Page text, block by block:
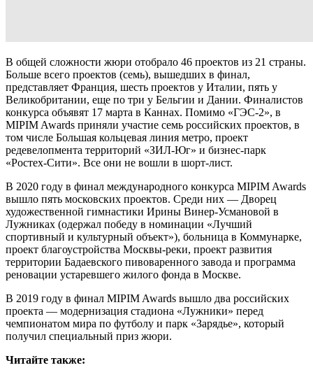
В общей сложности жюри отобрало 46 проектов из 21 страны.
Больше всего проектов (семь), вышедших в финал,
представляет Франция, шесть проектов у Италии, пять у
Великобритании, еще по три у Бельгии и Дании. Финалистов
конкурса объявят 17 марта в Каннах. Помимо «ГЭС-2», в
MIPIM Awards приняли участие семь российских проектов, в
том числе Большая кольцевая линия метро, проект
редевелопмента территорий «ЗИЛ-Юг» и бизнес-парк
«Ростех-Сити». Все они не вошли в шорт-лист.
В 2020 году в финал международного конкурса MIPIM Awards
вышло пять московских проектов. Среди них — Дворец
художественной гимнастики Ирины Винер-Усмановой в
Лужниках (одержал победу в номинации «Лучший
спортивный и культурный объект»), больница в Коммунарке,
проект благоустройства Москвы-реки, проект развития
территории Бадаевского пивоваренного завода и программа
реновации устаревшего жилого фонда в Москве.
В 2019 году в финал MIPIM Awards вышло два российских
проекта — модернизация стадиона «Лужники» перед
чемпионатом мира по футболу и парк «Зарядье», который
получил специальный приз жюри.
Читайте также: